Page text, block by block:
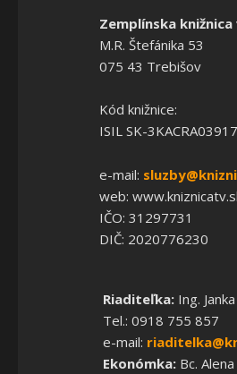
Zemplínska
M.R. Štefánika 53
075 43 Trebišov
Kód knižnice:
ISIL SK-3KACRA03917
e-mail:
web:
IČO: 31297731
DIČ: 2020776230
Riaditeľka:Ing.
Tel.: 0918 755 857
e-mail:
Ekonómka:Bc.